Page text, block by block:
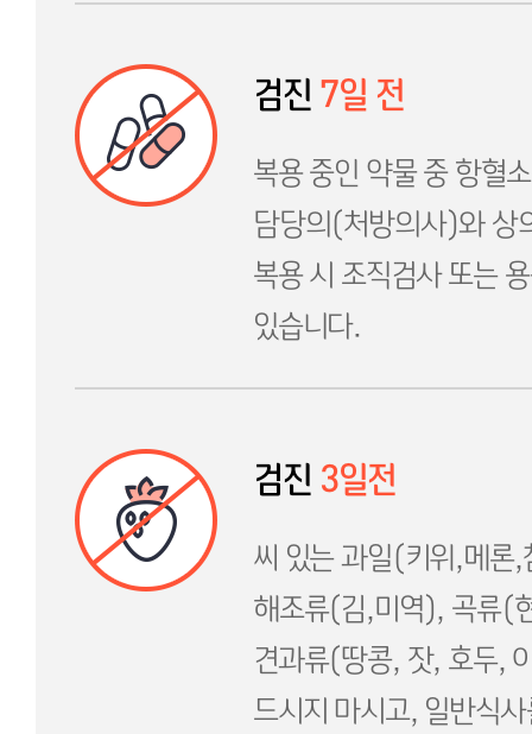
검진 7일 전
복용 중인 약물 중 항혈
담당의(처방의사)와 상
복용 시 조직검사 또는
있습니다.
검진 3일전
씨 있는 과일(키위,메론
해조류(김,미역), 곡류(
견과류(땅콩, 잣, 호두,
드시지 마시고, 일반식